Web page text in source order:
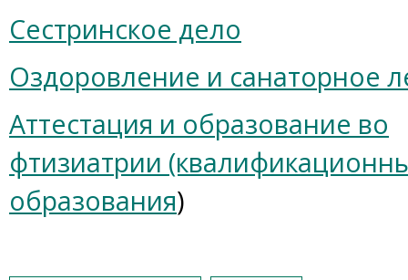
Сестринское дело
Оздоровление и санаторное
Аттестация и образование во
фтизиатрии
образования)